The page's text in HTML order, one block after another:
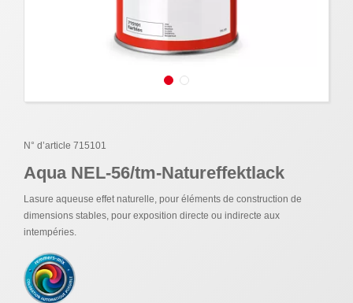
N° d’article 715101
Aqua NEL-56/tm-Natureffektlack
Lasure aqueuse effet naturelle, pour éléments de construction de
dimensions stables, pour exposition directe ou indirecte aux
intempéries.